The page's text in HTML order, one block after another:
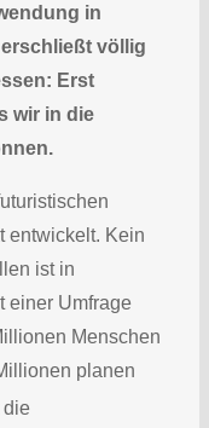
in
völlig
Erst
wir in die
entwickelt. Kein
ist in
einer Umfrage
Menschen
planen
die